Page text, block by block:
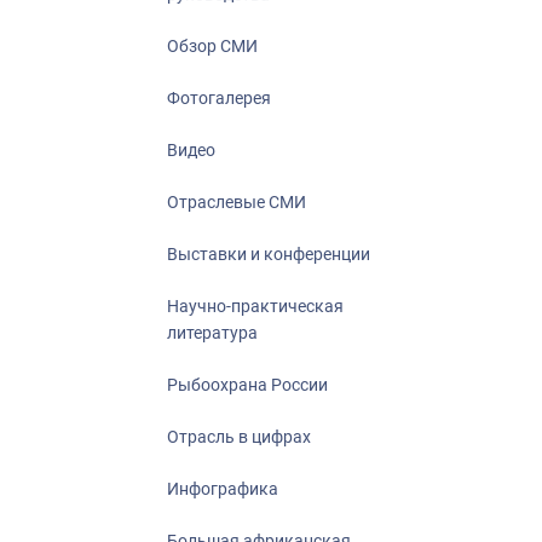
Большая
Укрепление
События в
Обзор СМИ
Фотогалерея
Видео
Отраслевые СМИ
Выставки и конференции
Научно-практическая
литература
Рыбоохрана России
Отрасль в цифрах
Инфографика